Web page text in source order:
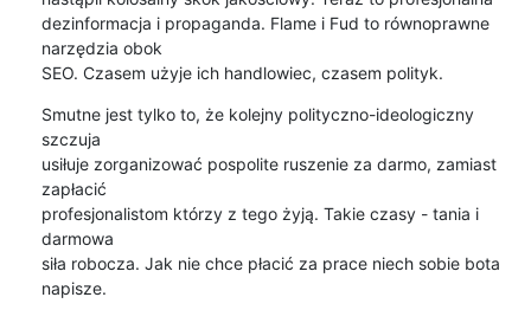
dezinformacja i propaganda. Flame i Fud to równoprawne
narzędzia obok
SEO. Czasem użyje ich handlowiec, czasem polityk.
Smutne jest tylko to, że kolejny polityczno-ideologiczny
szczuja
usiłuje zorganizować pospolite ruszenie za darmo, zamiast
zapłacić
profesjonalistom którzy z tego żyją. Takie czasy - tania i
darmowa
siła robocza. Jak nie chce płacić za prace niech sobie bota
napisze.